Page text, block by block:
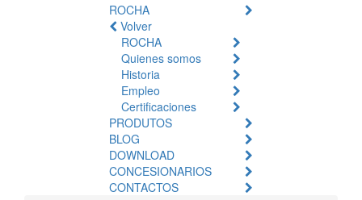
ROCHA
Volver
ROCHA
Quienes somos
Historia
Empleo
Certificaciones
PRODUTOS
BLOG
DOWNLOAD
CONCESIONARIOS
CONTACTOS